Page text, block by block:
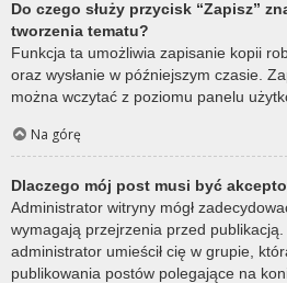
Do czego służy przycisk “Zapisz”
tworzenia tematu?
Funkcja ta umożliwia zapisanie kopii
oraz wysłanie w późniejszym czasie.
można wczytać z poziomu panelu
Na górę
Dlaczego mój post musi być
Administrator witryny mógł
wymagają przejrzenia przed
administrator umieścił cię w grupie,
publikowania postów polegające na